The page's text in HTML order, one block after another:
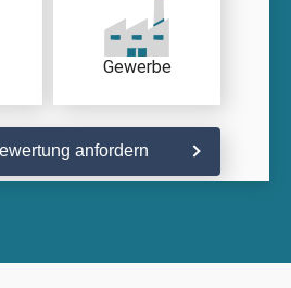
Gewerbe
anfordern